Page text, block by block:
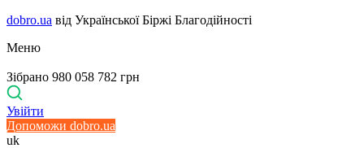
dobro.ua від Української Біржі Благодійності
Меню
Зібрано 980 058 782 грн
Увійти
Допоможи dobro.ua
uk